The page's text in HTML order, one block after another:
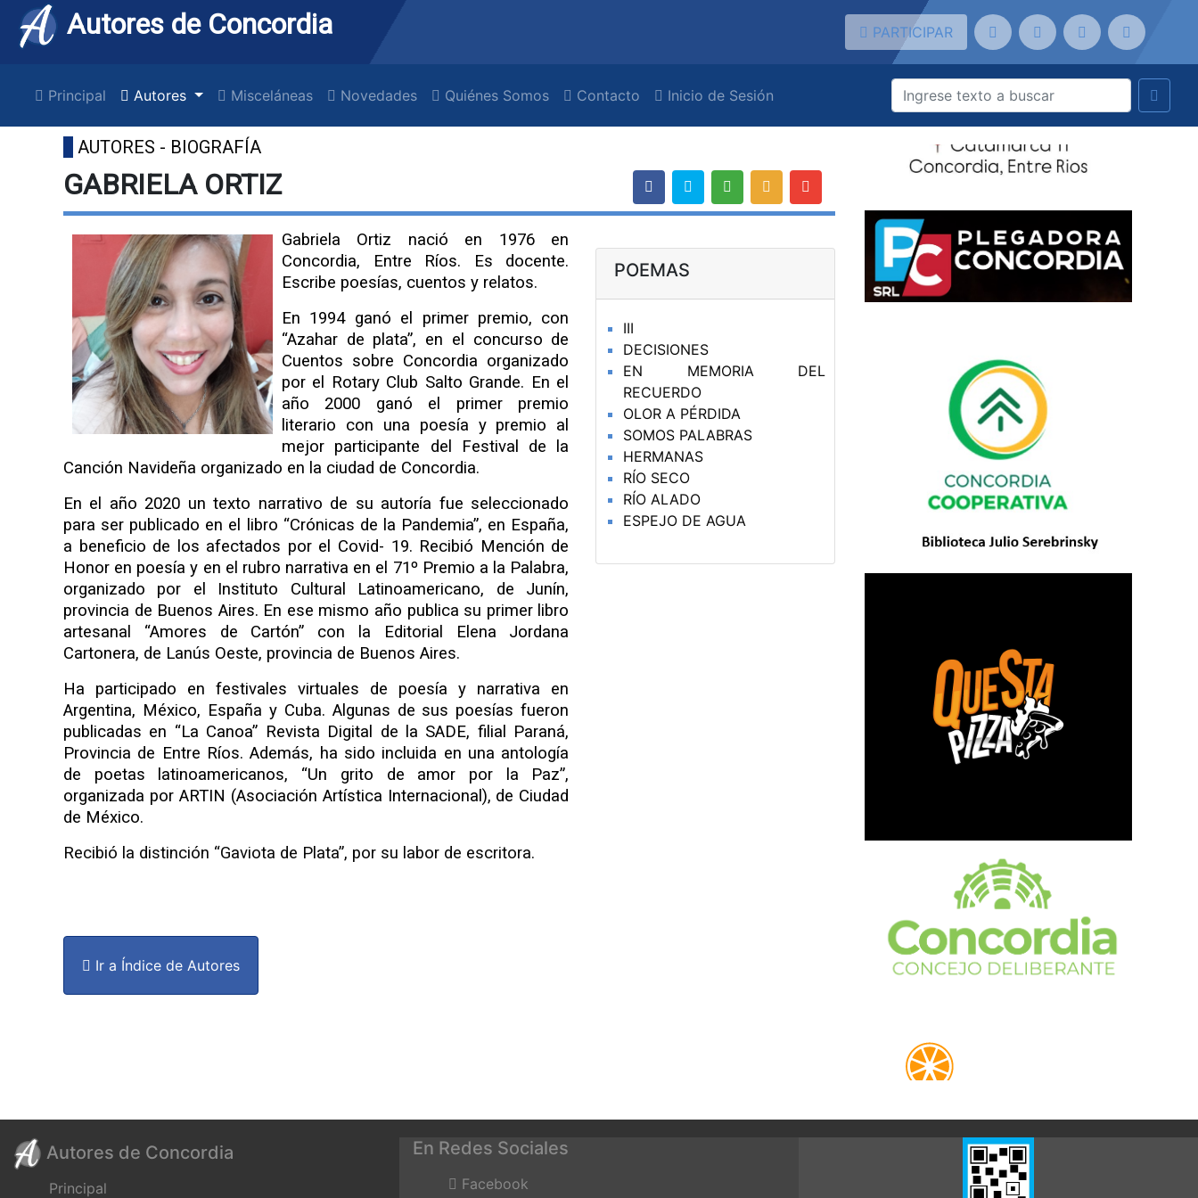
Autores de Concordia PARTICIPAR
Principal Autores Misceláneas Novedades Quiénes Somos Contacto Inicio de Sesión
AUTORES - BIOGRAFÍA
GABRIELA ORTIZ
Gabriela Ortiz nació en 1976 en
Concordia, Entre Ríos. Es docente.
Escribe poesías, cuentos y relatos.
En 1994 ganó el primer premio, con
“Azahar de plata”, en el concurso de
Cuentos sobre Concordia organizado
por el Rotary Club Salto Grande. En el
año 2000 ganó el primer premio
literario con una poesía y premio al
mejor participante del Festival de la
Canción Navideña organizado en la ciudad de Concordia.
En el año 2020 un texto narrativo de su autoría fue seleccionado
para ser publicado en el libro “Crónicas de la Pandemia”, en España,
a beneficio de los afectados por el Covid- 19. Recibió Mención de
Honor en poesía y en el rubro narrativa en el 71º Premio a la Palabra,
organizado por el Instituto Cultural Latinoamericano, de Junín,
provincia de Buenos Aires. En ese mismo año publica su primer libro
artesanal “Amores de Cartón” con la Editorial Elena Jordana
Cartonera, de Lanús Oeste, provincia de Buenos Aires.
Ha participado en festivales virtuales de poesía y narrativa en
Argentina, México, España y Cuba. Algunas de sus poesías fueron
publicadas en “La Canoa” Revista Digital de la SADE, filial Paraná,
Provincia de Entre Ríos. Además, ha sido incluida en una antología
de poetas latinoamericanos, “Un grito de amor por la Paz”,
organizada por ARTIN (Asociación Artística Internacional), de Ciudad
de México.
Recibió la distinción “Gaviota de Plata”, por su labor de escritora.
Ir a Índice de Autores
POEMAS
III
DECISIONES
EN MEMORIA DEL
RECUERDO
OLOR A PÉRDIDA
SOMOS PALABRAS
HERMANAS
RÍO SECO
RÍO ALADO
ESPEJO DE AGUA
Autores de Concordia
Principal
En Redes Sociales
Facebook